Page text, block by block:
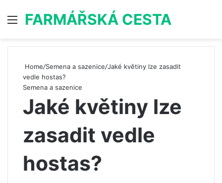
Menu
FARMÁŘSKÁ CESTA
Home/Semena a sazenice/Jaké květiny lze zasadit
vedle hostas?
Semena a sazenice
Jaké květiny lze
zasadit vedle
hostas?